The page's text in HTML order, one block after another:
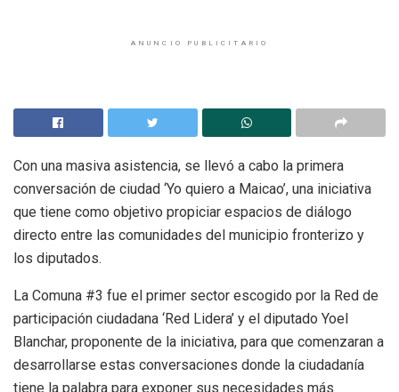
ANUNCIO PUBLICITARIO
Con una masiva asistencia, se llevó a cabo la primera
conversación de ciudad ‘Yo quiero a Maicao’, una iniciativa
que tiene como objetivo propiciar espacios de diálogo
directo entre las comunidades del municipio fronterizo y
los diputados.
La Comuna #3 fue el primer sector escogido por la Red de
participación ciudadana ‘Red Lidera’ y el diputado Yoel
Blanchar, proponente de la iniciativa, para que comenzaran a
desarrollarse estas conversaciones donde la ciudadanía
tiene la palabra para exponer sus necesidades más